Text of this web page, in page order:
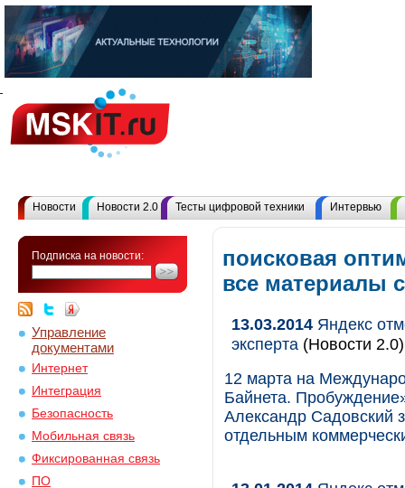
Новости Новости 2.0 Тесты цифровой техники Интервью
Подписка на новости:
Управление
документами
Интернет
Интеграция
Безопасность
Мобильная связь
Фиксированная связь
ПО
поисковая
все материалы
13.03.2014 Яндекс
эксперта (Новости 2.0)
12 марта на
Байнета.
Александр Садовский
отдельным